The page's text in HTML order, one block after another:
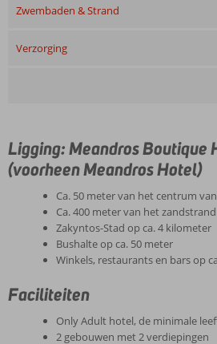
Zwembaden & Strand
Verzorging
Ligging: Meandros Boutique
(voorheen Meandros Hotel)
Ca. 50 meter van het centrum
Ca. 400 meter van het zandstrand
Zakyntos-Stad op ca. 4 kilometer
Bushalte op ca. 50 meter
Winkels, restaurants en bars op
Faciliteiten
Only Adult hotel, de minimale
2 gebouwen met 2 verdiepingen